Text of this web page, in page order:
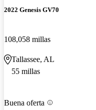
2022 Genesis GV70
108,058 millas
Tallassee, AL
55 millas
Buena oferta